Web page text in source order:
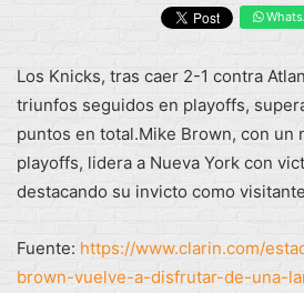
Los Knicks, tras caer 2-1 contra
triunfos seguidos en playoffs,
puntos en total.Mike Brown, con un
playoffs, lidera a Nueva York con
destacando su invicto como
Fuente: https://www.clarin.com/
brown-vuelve-a-disfrutar-de-una-